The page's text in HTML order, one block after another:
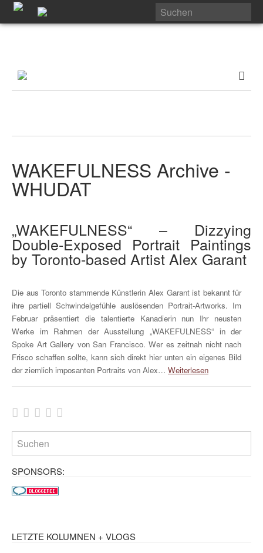
WAKEFULNESS Archive -
WHUDAT
„WAKEFULNESS“ – Dizzying
Double-Exposed Portrait Paintings
by Toronto-based Artist Alex Garant
Die aus Toronto stammende Künstlerin Alex Garant ist bekannt für
ihre partiell Schwindelgefühle auslösenden Portrait-Artworks. Im
Februar präsentiert die talentierte Kanadierin nun Ihr neusten
Werke im Rahmen der Ausstellung „WAKEFULNESS“ in der
Spoke Art Gallery von San Francisco. Wer es zeitnah nicht nach
Frisco schaffen sollte, kann sich direkt hier unten ein eigenes Bild
der ziemlich imposanten Portraits von Alex… Weiterlesen
SPONSORS:
LETZTE KOLUMNEN + VLOGS